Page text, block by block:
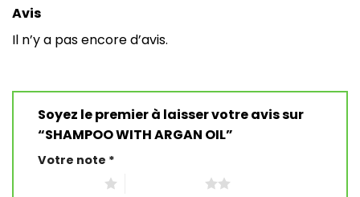
Avis
Il n’y a pas encore d’avis.
Soyez le premier à laisser votre avis sur
“SHAMPOO WITH ARGAN OIL”
Votre note *